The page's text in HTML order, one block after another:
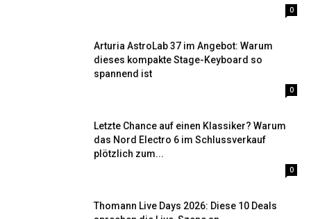
0
Arturia AstroLab 37 im Angebot: Warum
dieses kompakte Stage-Keyboard so
spannend ist
0
Letzte Chance auf einen Klassiker? Warum
das Nord Electro 6 im Schlussverkauf
plötzlich zum...
0
Thomann Live Days 2026: Diese 10 Deals